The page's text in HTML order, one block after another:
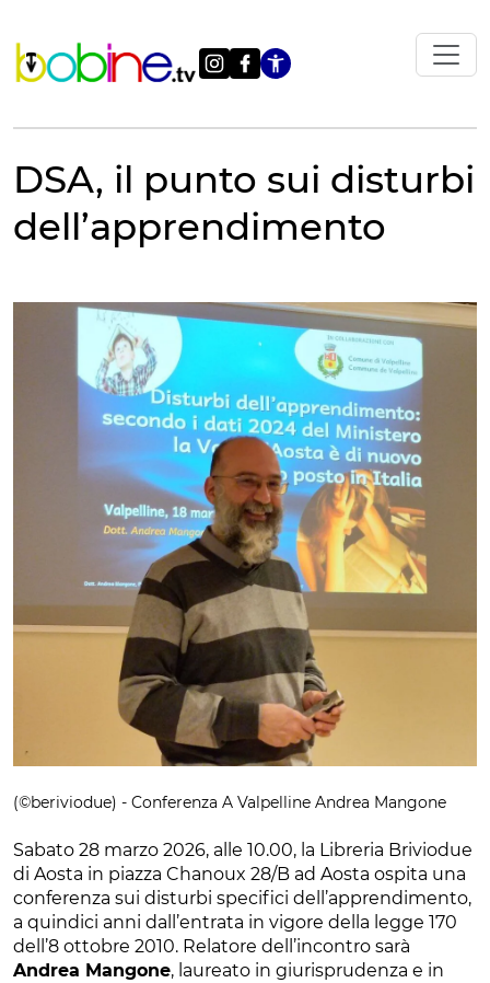
contenuto
Apri le
DSA, il punto sui disturbi
dell’apprendimento
(©beriviodue) - Conferenza A Valpelline Andrea Mangone
Sabato 28 marzo 2026, alle 10.00, la Libreria Briviodue
di Aosta in piazza Chanoux 28/B ad Aosta ospita una
conferenza sui disturbi specifici dell’apprendimento,
a quindici anni dall’entrata in vigore della legge 170
dell’8 ottobre 2010. Relatore dell’incontro sarà
Andrea Mangone, laureato in giurisprudenza e in